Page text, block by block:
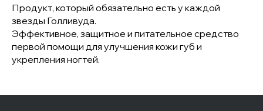
Продукт, который обязательно есть у каждой
звезды Голливуда.
Эффективное, защитное и питательное средство
первой помощи для улучшения кожи губ и
укрепления ногтей.